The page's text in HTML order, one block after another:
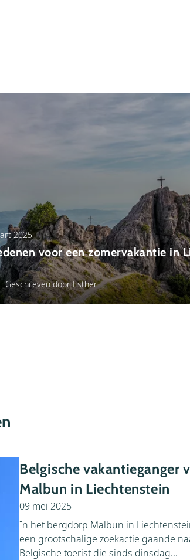
2025
voor een zomervakantie in
Geschreven door Esther
Belgische vakantieganger
Malbun in Liechtenstein
09 mei 2025
In het bergdorp Malbun in
een grootschalige zoekactie gaande
Belgische toerist die sinds dinsdag...